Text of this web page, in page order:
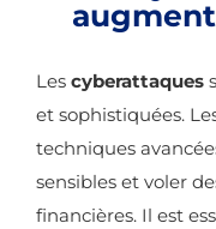
Les cyberattaques
et sophistiquées.
techniques
sensibles et voler
financières. Il est